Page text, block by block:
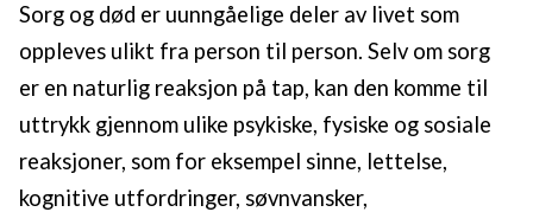
Sorg og død er uunngåelige deler av livet som
oppleves ulikt fra person til person. Selv om sorg
er en naturlig reaksjon på tap, kan den komme til
uttrykk gjennom ulike psykiske, fysiske og sosiale
reaksjoner, som for eksempel sinne, lettelse,
kognitive utfordringer, søvnvansker,